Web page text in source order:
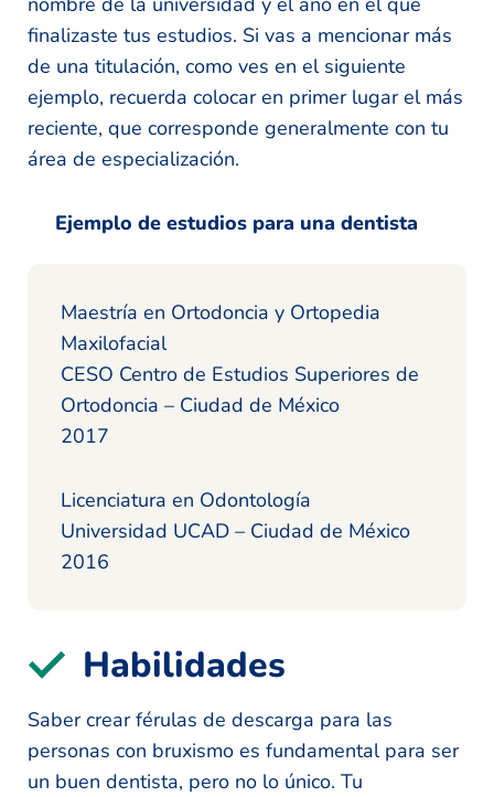
finalizaste tus estudios. Si vas a mencionar más
de una titulación, como ves en el siguiente
ejemplo, recuerda colocar en primer lugar el más
reciente, que corresponde generalmente con tu
área de especialización.
Ejemplo de estudios para una dentista
Maestría en Ortodoncia y Ortopedia
Maxilofacial
CESO Centro de Estudios Superiores de
Ortodoncia – Ciudad de México
2017
Licenciatura en Odontología
Universidad UCAD – Ciudad de México
2016
Habilidades
Saber crear férulas de descarga para las
personas con bruxismo es fundamental para ser
un buen dentista, pero no lo único. Tu